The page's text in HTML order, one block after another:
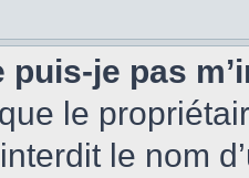
puis-je pas
le
le nom